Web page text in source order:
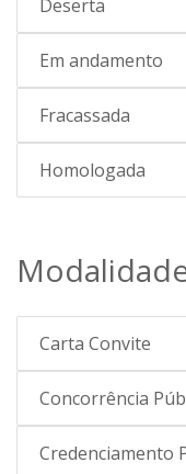
Deserta
Em andamento
Fracassada
Homologada
Carta Convite
Concorrência
Credenciamento